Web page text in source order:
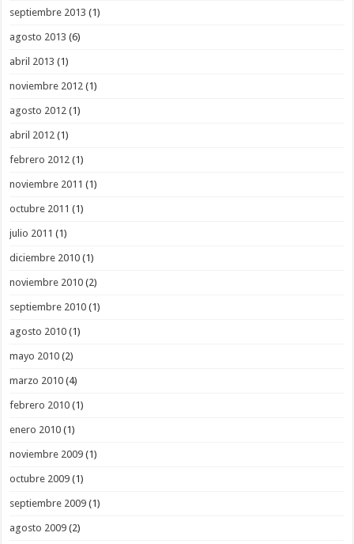
septiembre 2013 (1)
agosto 2013 (6)
abril 2013 (1)
noviembre 2012 (1)
agosto 2012 (1)
abril 2012 (1)
febrero 2012 (1)
noviembre 2011 (1)
octubre 2011 (1)
julio 2011 (1)
diciembre 2010 (1)
noviembre 2010 (2)
septiembre 2010 (1)
agosto 2010 (1)
mayo 2010 (2)
marzo 2010 (4)
febrero 2010 (1)
enero 2010 (1)
noviembre 2009 (1)
octubre 2009 (1)
septiembre 2009 (1)
agosto 2009 (2)